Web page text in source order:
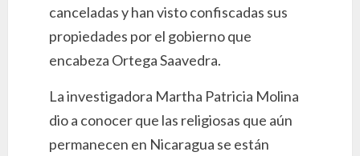
canceladas y han visto confiscadas sus
propiedades por el gobierno que
encabeza Ortega Saavedra.
La investigadora Martha Patricia Molina
dio a conocer que las religiosas que aún
permanecen en Nicaragua se están